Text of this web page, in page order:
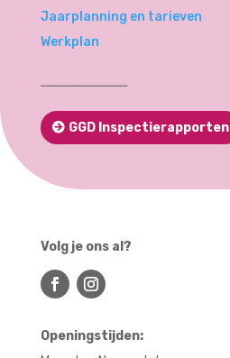
Jaarplanning en tarieven
Werkplan
GGD Inspectierapporten
Volg je ons al?
Openingstijden: